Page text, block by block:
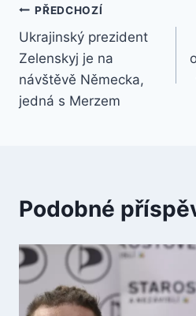
Navigace
pro
příspěvek
PŘEDCHOZÍ
Ukrajinský prezident
Zelenskyj je na
návštěvě Německa,
jedná s Merzem
Podobné